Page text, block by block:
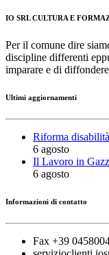
IO SRL CULTURA E
Per il comune dire
discipline differenti
imparare e di
Ultimi aggiornamenti
Riforma
6 agosto
Il Lavoro in
6 agosto
Informazioni di contatto
Fax +39